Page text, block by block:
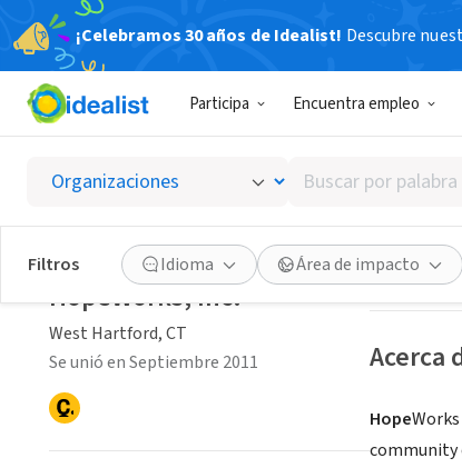
¡Celebramos 30 años de Idealist! Descubre
Participa Encuentra empleo
Buscar
por
palabra
clave
o
interés
Filtros Idioma Área de impacto
West
Acerca
Hope
community
HopeWorks, Inc.
West Hartford, CT
Se unió en Septiembre 2011